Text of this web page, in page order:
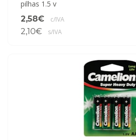
pilhas 1.5 v
2,58€
c/IVA
2,10€ s/IVA